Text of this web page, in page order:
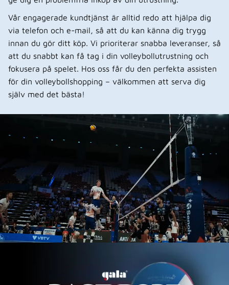
Vår engagerade kundtjänst är alltid redo att hjälpa dig
via telefon och e-mail, så att du kan känna dig trygg
innan du gör ditt köp. Vi prioriterar snabba leveranser, så
att du snabbt kan få tag i din volleybollutrustning och
fokusera på spelet. Hos oss får du den perfekta assisten
för din volleybollshopping – välkommen att serva dig
själv med det bästa!